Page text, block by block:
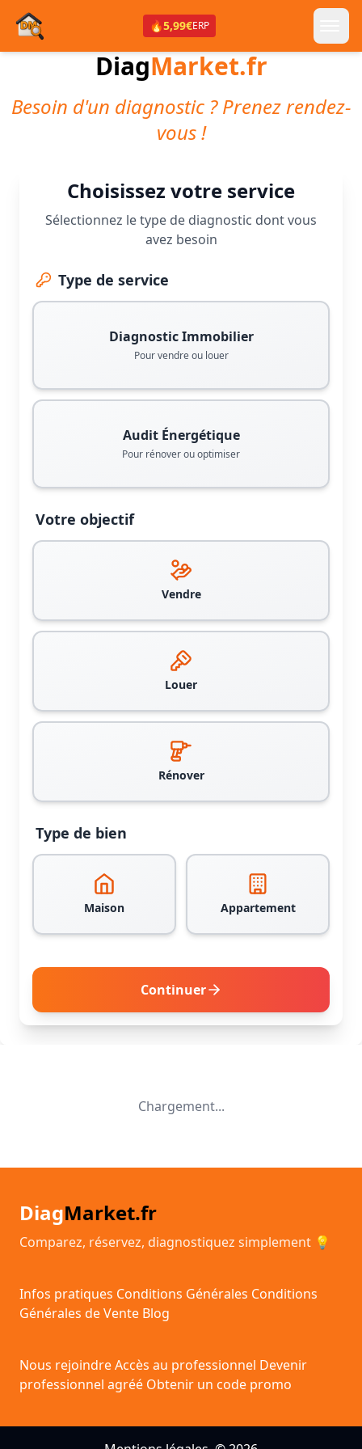
🔥5,99€ERP
DiagMarket.fr
Besoin d'un diagnostic ? Prenez rendez-
vous !
Choisissez votre service
Sélectionnez le type de diagnostic dont vous
avez besoin
Type de service
Diagnostic Immobilier
Pour vendre ou louer
Audit Énergétique
Pour rénover ou optimiser
Votre objectif
Vendre
Louer
Rénover
Type de bien
Maison Appartement
Continuer
Chargement...
DiagMarket.fr
Comparez, réservez, diagnostiquez simplement 💡
Infos pratiques Conditions Générales Conditions
Générales de Vente Blog
Nous rejoindreAccès au professionnel Devenir
professionnel agréé Obtenir un code promo